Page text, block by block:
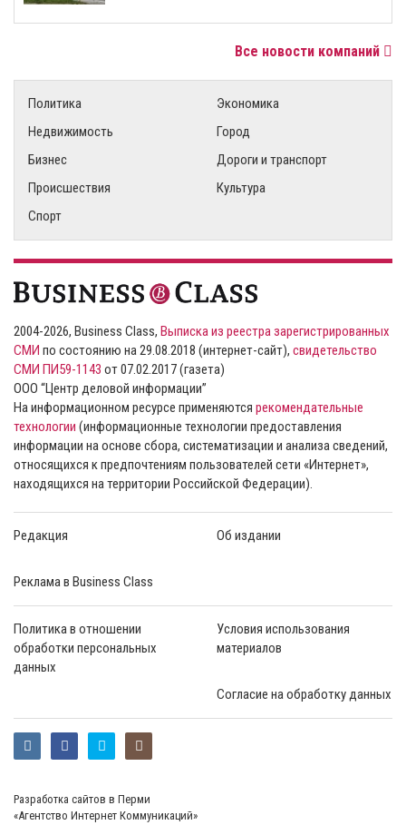
Все новости компаний
Политика
Экономика
Недвижимость
Город
Бизнес
Дороги и транспорт
Происшествия
Культура
Спорт
2004-2026, Business Class, Выписка из реестра зарегистрированных
СМИ по состоянию на 29.08.2018 (интернет-сайт), свидетельство
СМИ ПИ59-1143 от 07.02.2017 (газета)
ООО “Центр деловой информации”
На информационном ресурсе применяются рекомендательные
технологии (информационные технологии предоставления
информации на основе сбора, систематизации и анализа сведений,
относящихся к предпочтениям пользователей сети «Интернет»,
находящихся на территории Российской Федерации).
Редакция Об издании
Реклама в Business Class
Политика в отношении
обработки персональных
данных
Условия использования
материалов
Согласие на обработку данных
Разработка сайтов в Перми
«Агентство Интернет Коммуникаций»